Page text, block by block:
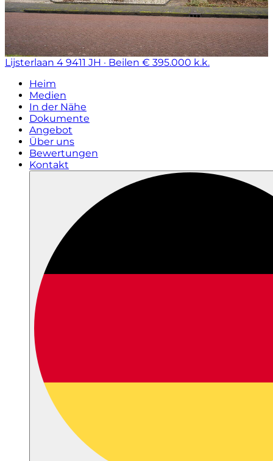
Lijsterlaan 4 9411 JH · Beilen € 395.000 k.k.
Heim
Medien
In der Nähe
Dokumente
Angebot
Über uns
Bewertungen
Kontakt